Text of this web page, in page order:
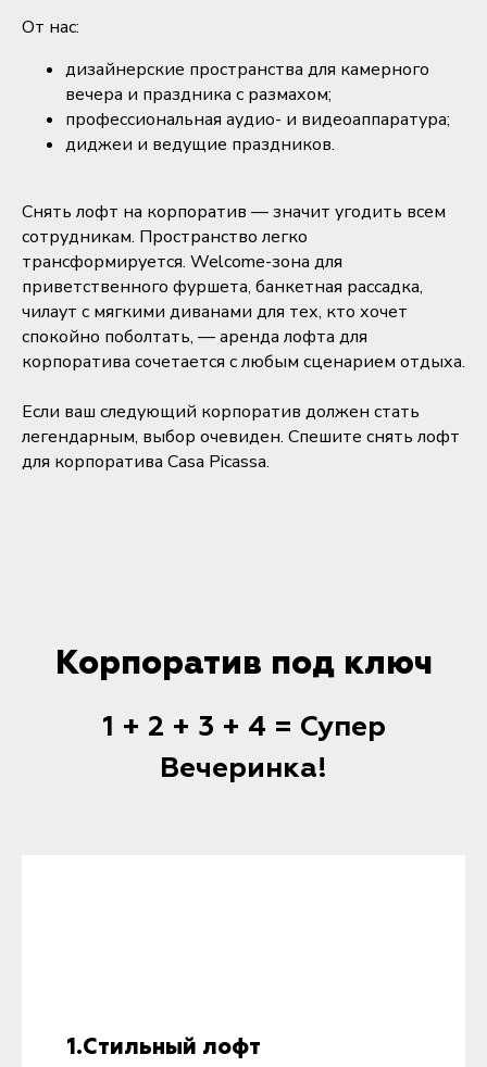
От нас:
дизайнерские пространства для камерного
вечера и праздника с размахом;
профессиональная аудио- и видеоаппаратура;
диджеи и ведущие праздников.
Снять лофт на корпоратив — значит угодить всем
сотрудникам. Пространство легко
трансформируется. Welcome-зона для
приветственного фуршета, банкетная рассадка,
чилаут с мягкими диванами для тех, кто хочет
спокойно поболтать, — аренда лофта для
корпоратива сочетается с любым сценарием отдыха.
Если ваш следующий корпоратив должен стать
легендарным, выбор очевиден. Спешите снять лофт
для корпоратива Casa Picassa.
Корпоратив под ключ
1 + 2 + 3 + 4 = Супер
Вечеринка!
1.Стильный лофт